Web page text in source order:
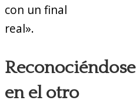
con un final
real».
Reconociéndose
en el otro